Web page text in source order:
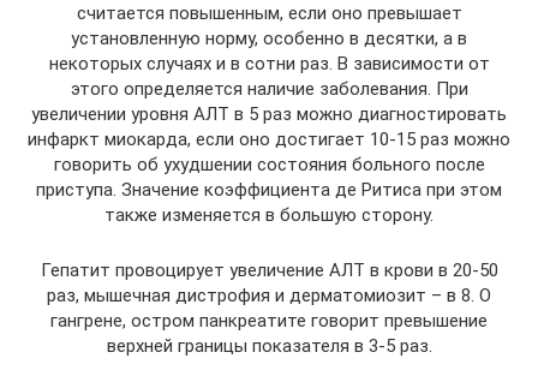
считается повышенным, если оно превышает
установленную норму, особенно в десятки, а в
некоторых случаях и в сотни раз. В зависимости от
этого определяется наличие заболевания. При
увеличении уровня АЛТ в 5 раз можно диагностировать
инфаркт миокарда, если оно достигает 10-15 раз можно
говорить об ухудшении состояния больного после
приступа. Значение коэффициента де Ритиса при этом
также изменяется в большую сторону.
Гепатит провоцирует увеличение АЛТ в крови в 20-50
раз, мышечная дистрофия и дерматомиозит – в 8. О
гангрене, остром панкреатите говорит превышение
верхней границы показателя в 3-5 раз.